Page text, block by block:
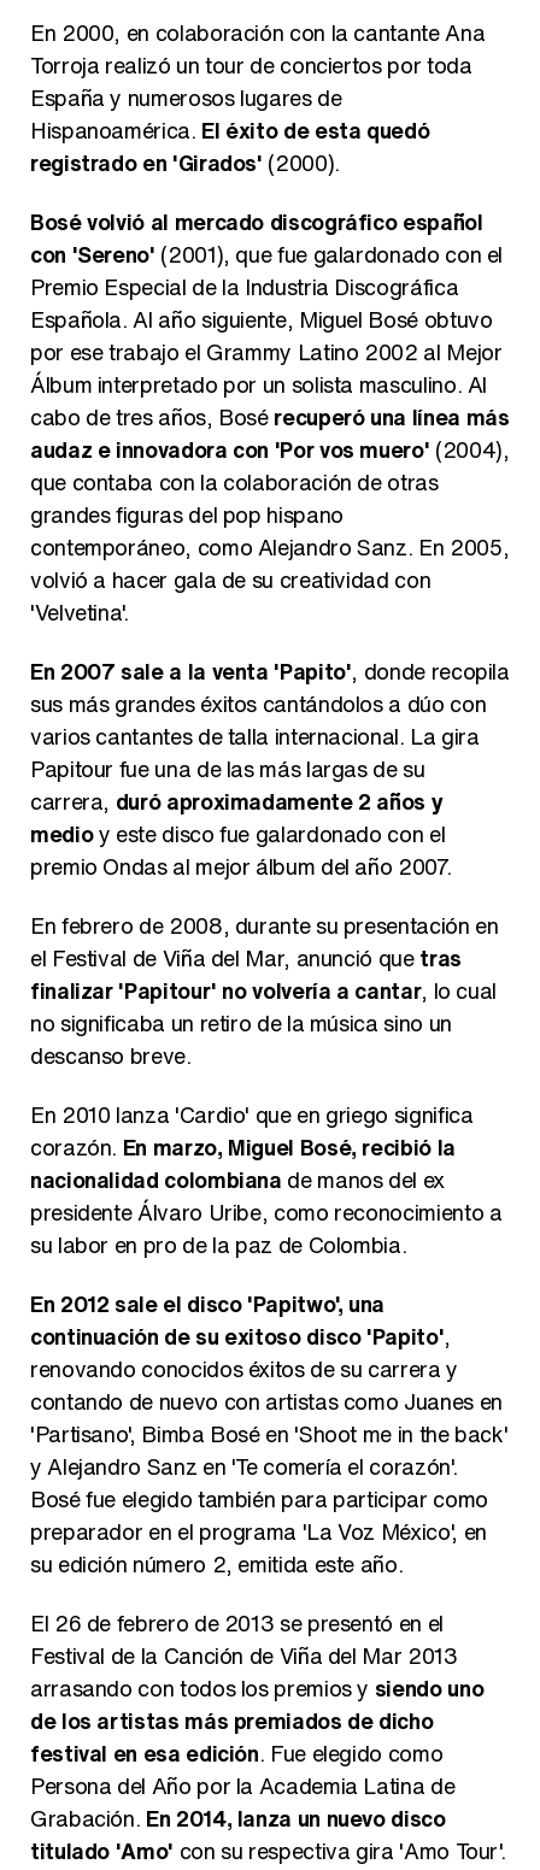
En 2000, en colaboración con la cantante Ana
Torroja realizó un tour de conciertos por toda
España y numerosos lugares de
Hispanoamérica. El éxito de esta quedó
registrado en 'Girados' (2000).
Bosé volvió al mercado discográfico español
con 'Sereno' (2001), que fue galardonado con el
Premio Especial de la Industria Discográfica
Española. Al año siguiente, Miguel Bosé obtuvo
por ese trabajo el Grammy Latino 2002 al Mejor
Álbum interpretado por un solista masculino. Al
cabo de tres años, Bosérecuperó una línea más
audaz e innovadora con 'Por vos muero' (2004),
que contaba con la colaboración de otras
grandes figuras del pop hispano
contemporáneo, como Alejandro Sanz. En 2005,
volvió a hacer gala de su creatividad con
'Velvetina'.
En 2007 sale a la venta 'Papito', donde recopila
sus más grandes éxitos cantándolos a dúo con
varios cantantes de talla internacional. La gira
Papitour fue una de las más largas de su
carrera, duró aproximadamente 2 años y
medioy este disco fue galardonado con el
premio Ondas al mejor álbum del año 2007.
En febrero de 2008, durante su presentación en
el Festival de Viña del Mar, anunció quetras
finalizar 'Papitour' no volvería a cantar, lo cual
no significaba un retiro de la música sino un
descanso breve.
En 2010 lanza 'Cardio' que en griego significa
corazón. En marzo, Miguel Bosé, recibió la
nacionalidad colombiana de manos del ex
presidente Álvaro Uribe, como reconocimiento a
su labor en pro de la paz de Colombia.
En 2012 sale el disco 'Papitwo', una
continuación de su exitoso disco 'Papito',
renovando conocidos éxitos de su carrera y
contando de nuevo con artistas como Juanes en
'Partisano', Bimba Bosé en 'Shoot me in the back'
y Alejandro Sanz en 'Te comería el corazón'.
Bosé fue elegido también para participar como
preparador en el programa 'La Voz México', en
su edición número 2, emitida este año.
El 26 de febrero de 2013 se presentó en el
Festival de la Canción de Viña del Mar 2013
arrasando con todos los premios y siendo uno
de los artistas más premiados de dicho
festival en esa edición. Fue elegido como
Persona del Año por la Academia Latina de
Grabación. En 2014, lanza un nuevo disco
titulado 'Amo' con su respectiva gira 'Amo Tour'.